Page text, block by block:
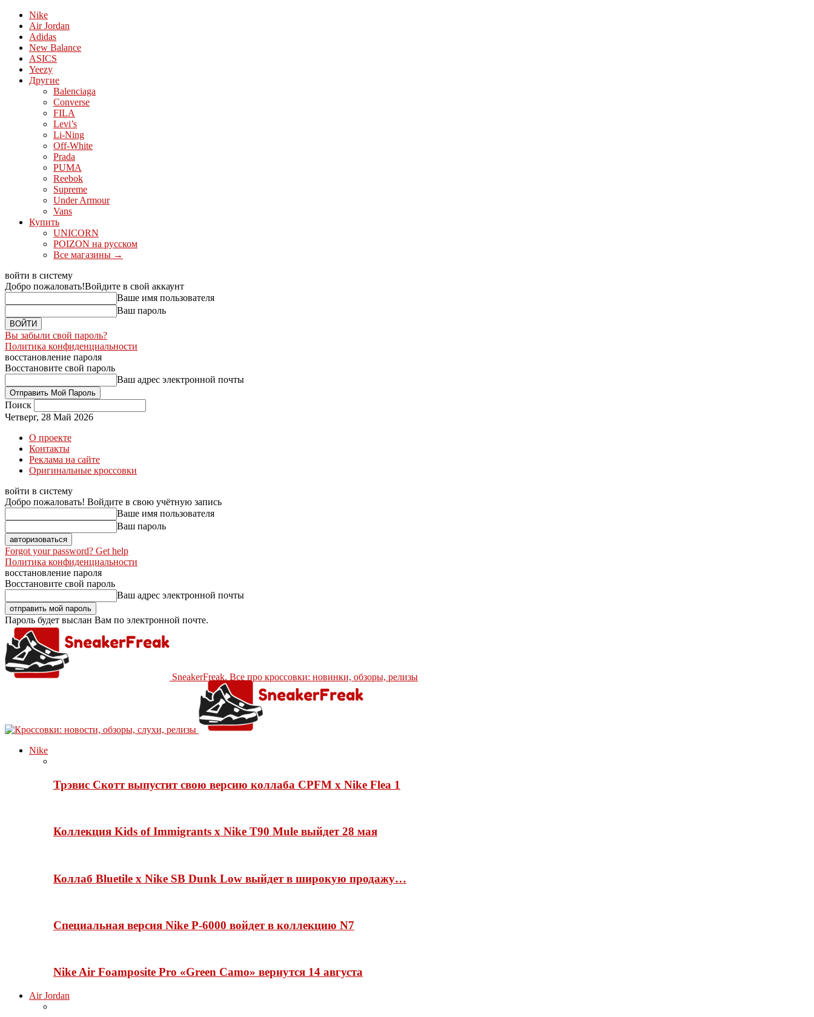
Nike
Air Jordan
Adidas
New Balance
ASICS
Yeezy
Другие
Balenciaga
Converse
FILA
Levi’s
Li-Ning
Off-White
Prada
PUMA
Reebok
Supreme
Under Armour
Vans
Купить
UNICORN
POIZON на русском
Все магазины →
войти в систему
Добро пожаловать!Войдите в свой аккаунт
Ваше имя пользователя
Ваш пароль
Вы забыли свой пароль?
Политика конфиденциальности
восстановление пароля
Восстановите свой пароль
Ваш адрес электронной почты
Поиск
Четверг, 28 Май 2026
О проекте
Контакты
Реклама на сайте
Оригинальные кроссовки
войти в систему
Добро пожаловать! Войдите в свою учётную запись
Ваше имя пользователя
Ваш пароль
Forgot your password? Get help
Политика конфиденциальности
восстановление пароля
Восстановите свой пароль
Ваш адрес электронной почты
Пароль будет выслан Вам по электронной почте.
SneakerFreak. Все про кроссовки: новинки, обзоры, релизы
Nike
Трэвис Скотт выпустит свою версию коллаба CPFM x Nike Flea 1
Коллекция Kids of Immigrants x Nike T90 Mule выйдет 28 мая
Коллаб Bluetile x Nike SB Dunk Low выйдет в широкую продажу…
Специальная версия Nike P-6000 войдет в коллекцию N7
Nike Air Foamposite Pro «Green Camo» вернутся 14 августа
Air Jordan